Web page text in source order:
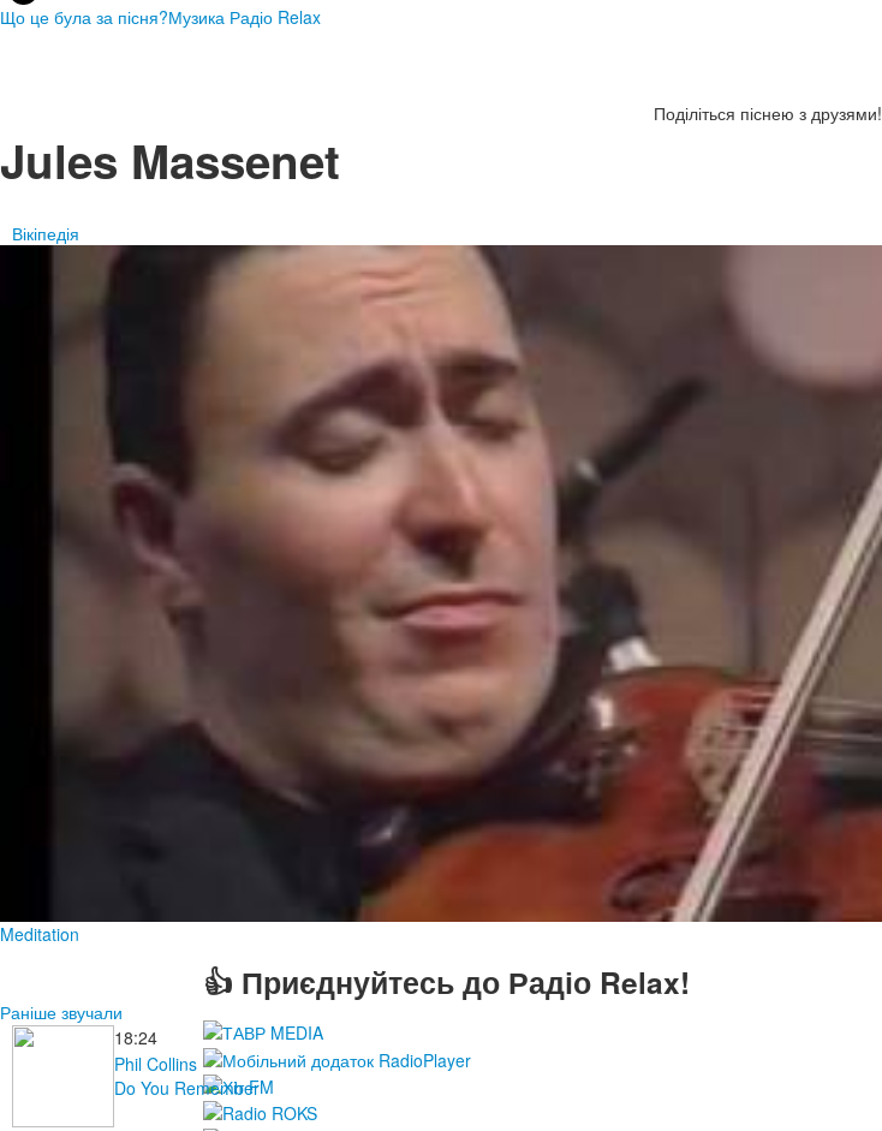
Раніше звучали
18:24
Phil Collins
Do You Remember
Що це була за пісня?Музика Радіо Relax
Поділіться піснею з друзями!
Jules Massenet
Вікіпедія
Meditation
👍 Приєднуйтесь до Радіо Relax!